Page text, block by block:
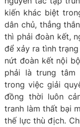
kiến khác biệt
dân chủ, thẳng
thì phải đoàn kết,
để xảy ra tình
nứt đoàn kết nội
phải là trung tâm
trong việc giải
đồng thời luôn
tranh làm thất bại
thế lực thù địch.